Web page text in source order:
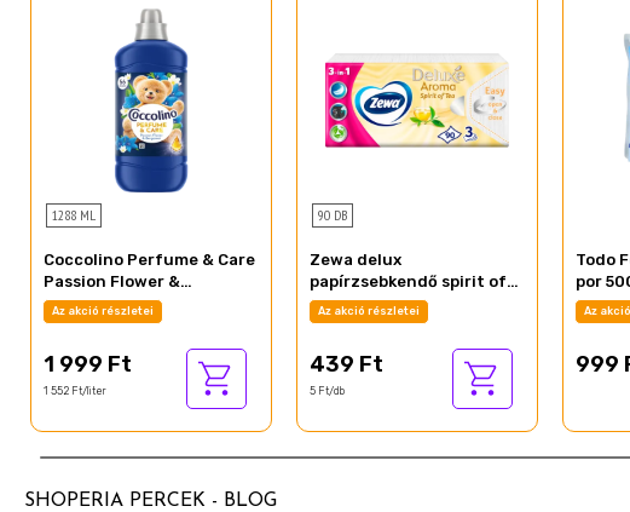
1288 ML
Coccolino Perfume & Care
Passion Flower &
Bergamot
öblítőkoncentrátum 56
Az akció részletei
1 999 Ft
1 552 Ft/liter
90 DB
Zewa delux
papírzsebkendő spirit of
tea 3 rétegű 90 db
Az akció részletei
439 Ft
5 Ft/db
Todo
por
Az
999
SHOPERIA PERCEK - BLOG